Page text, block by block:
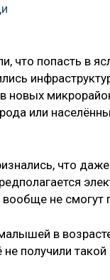
что попасть в
или
что
не смогут
в
получили